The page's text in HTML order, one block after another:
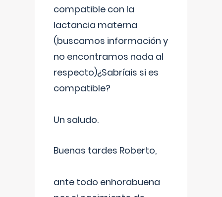
compatible con la
lactancia materna
(buscamos información y
no encontramos nada al
respecto)¿Sabríais si es
compatible?
Un saludo.
Buenas tardes Roberto,
ante todo enhorabuena